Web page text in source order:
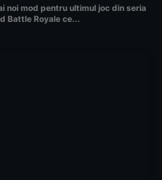
noi mod pentru ultimul joc din seria
Battle Royale ce...